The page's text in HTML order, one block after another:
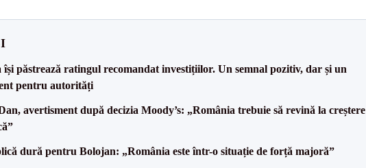
își păstrează ratingul recomandat investițiilor. Un semnal pozitiv, dar și un
pentru autorități
avertisment după decizia Moody’s: „România trebuie să revină la creștere
dură pentru Bolojan: „România este într-o situație de forță majoră”